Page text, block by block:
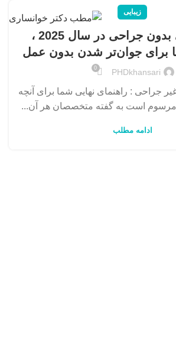
زیبایی
7 راز زیبایی بدون جراحی در سال 2025 ،
برای جوان‌تر شدن بدون عمل
PHDkhansari
0
جراحی : راهنمای نهایی شما برای آنچه
است به گفته متخصصان هر آن...
ادامه مطلب